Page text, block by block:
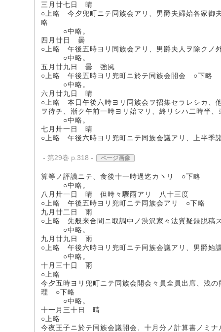
三月廿七日 晴
○上略 今夕兜町ニテ同族会アリ、男爵夫婦始各家御
略
○中略。
四月廿日 曇
○上略 午後五時ヨリ同族会アリ、男爵夫人ヲ除クノ
○中略。
五月廿九日 曇 強風
○上略 午後五時ヨリ兜町ニ於テ同族会開会 ○下略
○中略。
六月廿九日 晴
○上略 本日午後六時ヨリ同族会ヲ招集セラレシカ
ヲ待チ、漸ク午前一時ヨリ始マリ、終リシハ二時半
○中略。
七月卅一日 晴
○上略 午後六時ヨリ兜町ニテ同族会議アリ、上半季
- 第29巻 p.318 - ページ画像
算等ノ評議ニテ、食後十一時過迄カヽリ ○下略
○中略。
八月卅一日 晴 但時々驟雨アリ 八十三度
○上略 午後五時ヨリ兜町ニテ同族会アリ ○下略
九月廿二日 雨
○上略 先般来合間ニ取調中ノ渋沢家々法質疑録脱
○中略。
九月廿九日 雨
○上略 午後六時ヨリ兜町ニテ同族会議アリ、男爵始
○中略。
十月三十日 雨
○上略
今夕五時ヨリ兜町ニテ同族会開会々員全員出席、浅
理 ○下略
○中略。
十一月三十日 晴
○上略
今夜王子ニ於テ同族会議開会、十月分ノ計算書ノミ